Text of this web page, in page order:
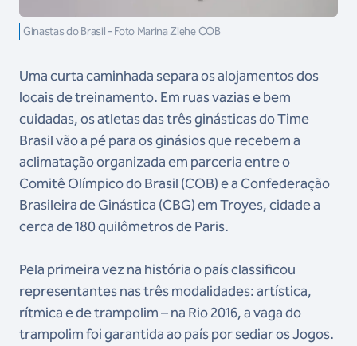
Ginastas do Brasil - Foto Marina Ziehe COB
Uma curta caminhada separa os alojamentos dos
locais de treinamento. Em ruas vazias e bem
cuidadas, os atletas das três ginásticas do Time
Brasil vão a pé para os ginásios que recebem a
aclimatação organizada em parceria entre o
Comitê Olímpico do Brasil (COB) e a Confederação
Brasileira de Ginástica (CBG) em Troyes, cidade a
cerca de 180 quilômetros de Paris.
Pela primeira vez na história o país classificou
representantes nas três modalidades: artística,
rítmica e de trampolim – na Rio 2016, a vaga do
trampolim foi garantida ao país por sediar os Jogos.